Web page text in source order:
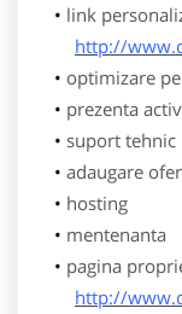
link
http://
optimizare
prezenta
suport tehnic
adaugare
hosting
mentenanta
pagina
http://